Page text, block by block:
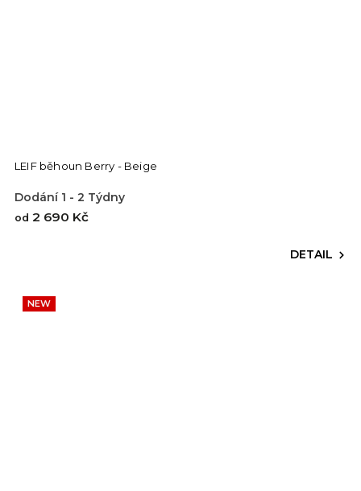
LEIF běhoun Berry - Beige
Dodání 1 - 2 Týdny
od 2 690 Kč
DETAIL
NEW